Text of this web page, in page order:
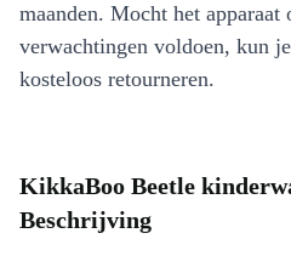
maanden. Mocht het apparaat
verwachtingen voldoen, kun
kosteloos retourneren.
KikkaBoo Beetle
Beschrijving